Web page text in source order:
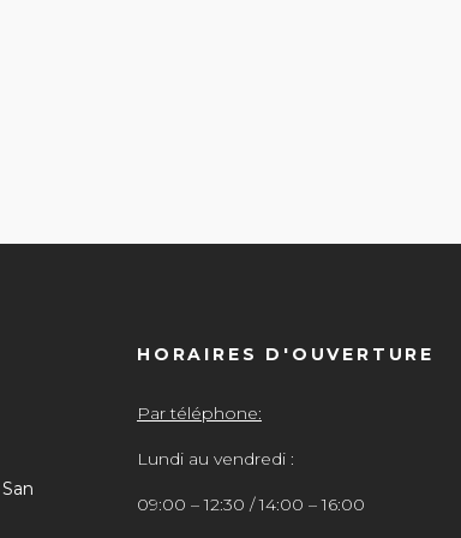
HORAIRES D'OUVERTURE
Par téléphone:
Lundi au vendredi :
09:00 – 12:30 / 14:00 – 16:00